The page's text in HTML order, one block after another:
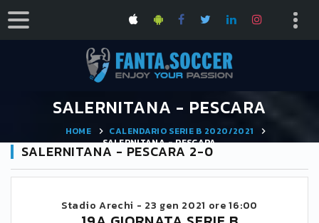
SALERNITANA - PESCARA
HOME
CALENDARIO SERIE B 2020/2021
SALERNITANA - PESCARA
SALERNITANA - PESCARA 2-0
Stadio Arechi - 23 gen 2021 ore 16:00